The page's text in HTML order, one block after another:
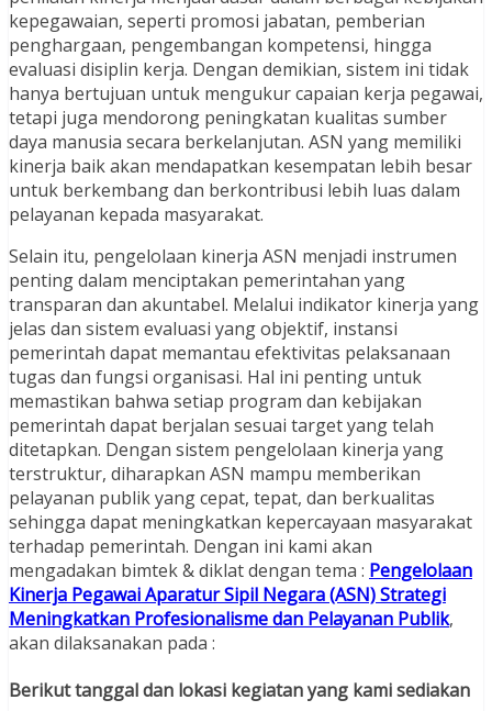
kepegawaian, seperti promosi jabatan, pemberian
penghargaan, pengembangan kompetensi, hingga
evaluasi disiplin kerja. Dengan demikian, sistem ini tidak
hanya bertujuan untuk mengukur capaian kerja pegawai,
tetapi juga mendorong peningkatan kualitas sumber
daya manusia secara berkelanjutan. ASN yang memiliki
kinerja baik akan mendapatkan kesempatan lebih besar
untuk berkembang dan berkontribusi lebih luas dalam
pelayanan kepada masyarakat.
Selain itu, pengelolaan kinerja ASN menjadi instrumen
penting dalam menciptakan pemerintahan yang
transparan dan akuntabel. Melalui indikator kinerja yang
jelas dan sistem evaluasi yang objektif, instansi
pemerintah dapat memantau efektivitas pelaksanaan
tugas dan fungsi organisasi. Hal ini penting untuk
memastikan bahwa setiap program dan kebijakan
pemerintah dapat berjalan sesuai target yang telah
ditetapkan. Dengan sistem pengelolaan kinerja yang
terstruktur, diharapkan ASN mampu memberikan
pelayanan publik yang cepat, tepat, dan berkualitas
sehingga dapat meningkatkan kepercayaan masyarakat
terhadap pemerintah. Dengan ini kami akan
mengadakan bimtek & diklat dengan tema : Pengelolaan
Kinerja Pegawai Aparatur Sipil Negara (ASN) Strategi
Meningkatkan Profesionalisme dan Pelayanan Publik,
akan dilaksanakan pada :
Berikut tanggal dan lokasi kegiatan yang kami sediakan